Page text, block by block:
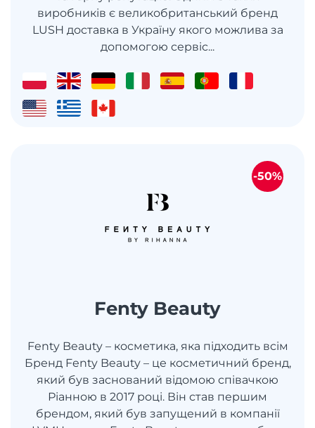
виробників є великобританський бренд
LUSH доставка в Україну якого можлива за
допомогою сервіс...
Fenty Beauty
Fenty Beauty – косметика, яка підходить всім
Бренд Fenty Beauty – це косметичний бренд,
який був заснований відомою співачкою
Ріанною в 2017 році. Він став першим
брендом, який був запущений в компанії
-50%